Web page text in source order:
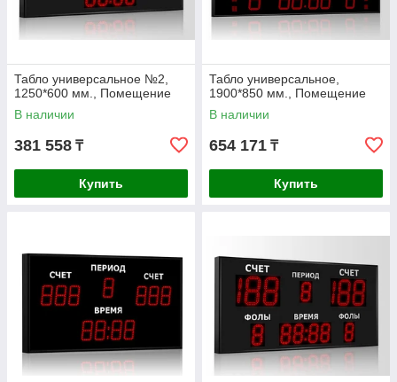
Табло универсальное №2,
1250*600 мм., Помещение
В наличии
381 558 ₸
Купить
Табло универсальное,
1900*850 мм., Помещение
В наличии
654 171 ₸
Купить